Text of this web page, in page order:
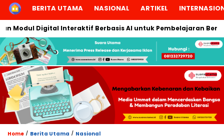
HOMEBERITA UTAMA NASIONAL ARTIKEL
Digital Interaktif Berbasis AI untuk Pembelajaran Berbicara
Home / Berita Utama / Nasional